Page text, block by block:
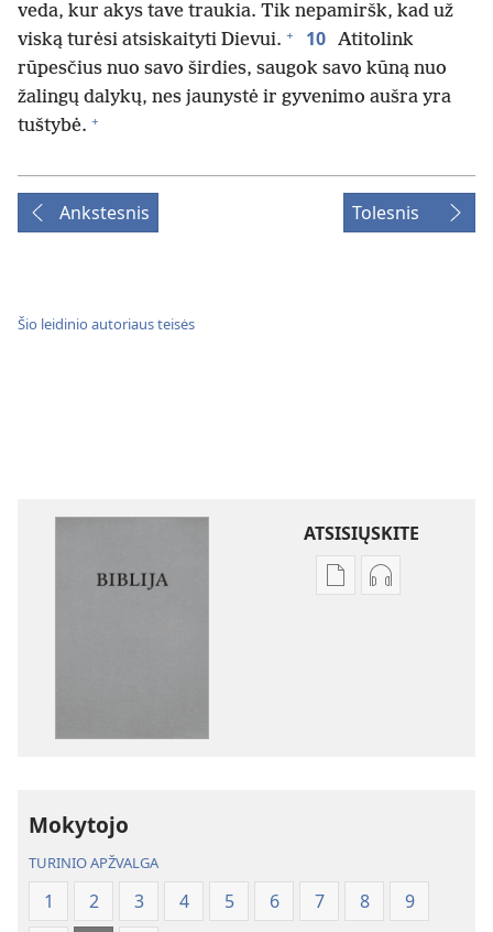
veda, kur akys tave traukia. Tik nepamiršk, kad už
viską turėsi atsiskaityti Dievui. + 10 Atitolink
rūpesčius nuo savo širdies, saugok savo kūną nuo
žalingų dalykų, nes jaunystė ir gyvenimo aušra yra
tuštybė. +
Ankstesnis Tolesnis
Šio leidinio autoriaus teisės
ATSISIŲSKITE
Skaitmeninių
Garso
Mokytojo
TURINIO APŽVALGA
1 2 3 4 5 6 7 8
9